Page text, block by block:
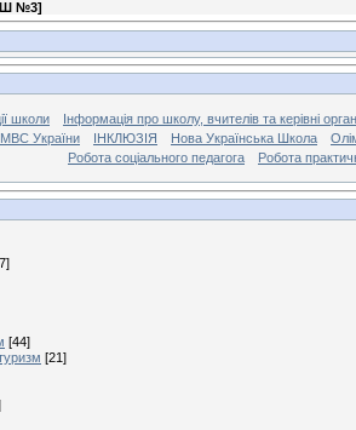
№3]
школи
Інформація про школу, вчителів та керівні
України
ІНКЛЮЗІЯ Нова Українська Школа
Робота соціального педагога
Робота
[44]
[21]